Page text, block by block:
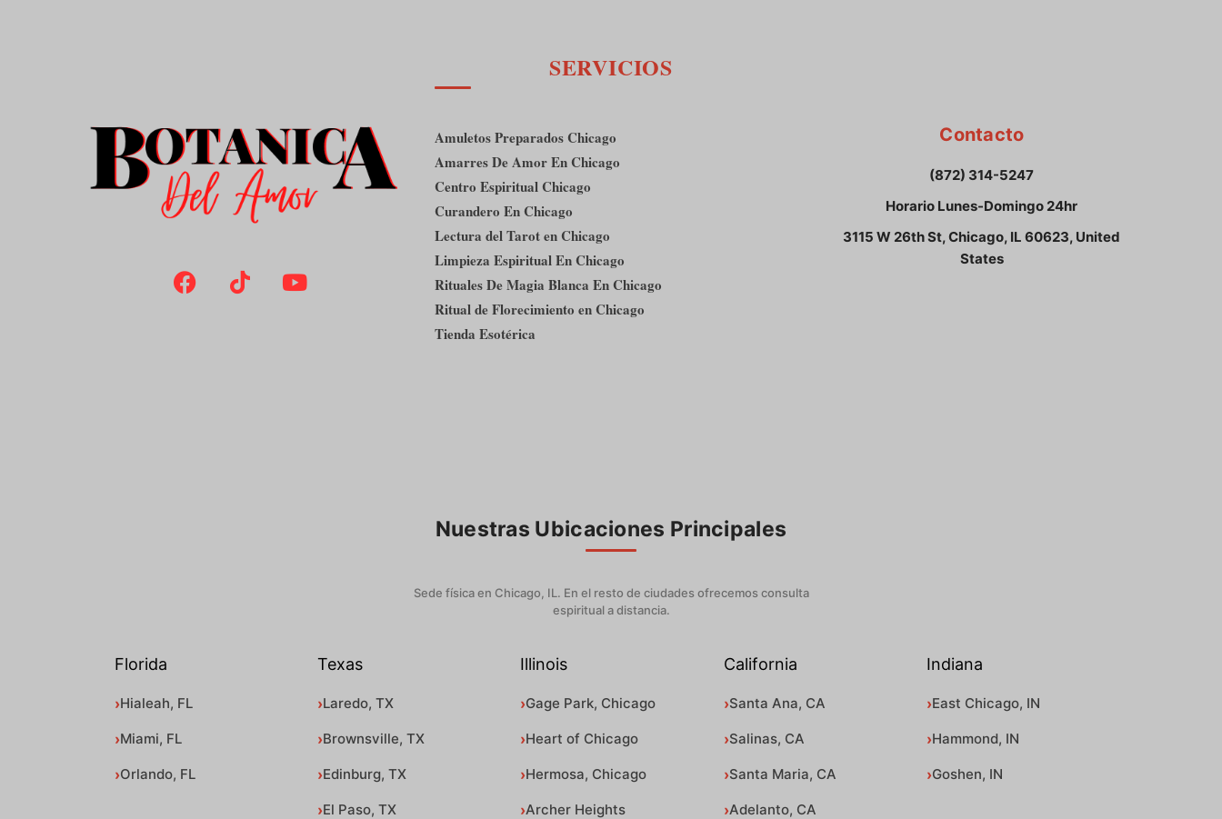
SERVICIOS
Amuletos Preparados Chicago
Amarres De Amor En Chicago
Centro Espiritual Chicago
Curandero En Chicago
Lectura del Tarot en Chicago
Limpieza Espiritual En Chicago
Rituales De Magia Blanca En Chicago
Ritual de Florecimiento en Chicago
Tienda Esotérica
Contacto
(872) 314-5247
Horario Lunes-Domingo 24hr
3115 W 26th St, Chicago, IL 60623, United
States
Nuestras Ubicaciones Principales
Sede física en Chicago, IL. En el resto de ciudades ofrecemos consulta
espiritual a distancia.
Florida
Hialeah, FL
Miami, FL
Orlando, FL
Texas
Laredo, TX
Brownsville, TX
Edinburg, TX
El Paso, TX
Illinois
Gage Park, Chicago
Heart of Chicago
Hermosa, Chicago
Archer Heights
California
Santa Ana, CA
Salinas, CA
Santa Maria, CA
Adelanto, CA
Indiana
East Chicago, IN
Hammond, IN
Goshen, IN